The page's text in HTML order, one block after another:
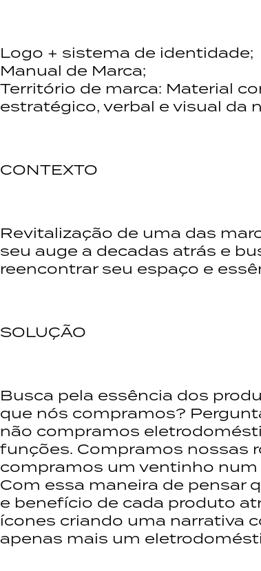
Logo + sistema de identidade;
Manual de Marca;
Território de marca: Material
estratégico, verbal e visual da
CONTEXTO
Revitalização de uma das
seu auge a decadas atrás e
reencontrar seu espaço e
SOLUÇÃO
Busca pela essência dos
que nós compramos?
não compramos
funções. Compramos nossas
compramos um ventinho
Com essa maneira de pensar
e benefício de cada produto
ícones criando uma narrativa
apenas mais um